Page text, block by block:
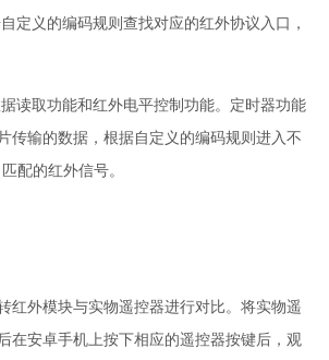
定义的编码规则查找对应的红外协议入口，
读取功能和红外电平控制功能。定时器功能
传输的数据，根据自定义的编码规则进入不
配的红外信号。
红外模块与实物遥控器进行对比。将实物遥
在安卓手机上按下相应的遥控器按键后，观